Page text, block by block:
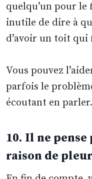
quelqu’un pour le
inutile de dire à
d’avoir un toit
Vous pouvez
parfois le
écoutant en parler.
10. Il ne pense
raison de